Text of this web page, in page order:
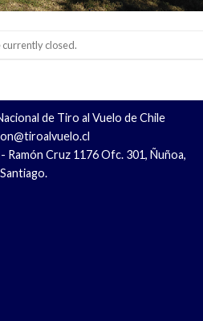
closed.
de Tiro al Vuelo de Chile
Ramón Cruz 1176 Ofc. 301, Ñuñoa,
Santiago.